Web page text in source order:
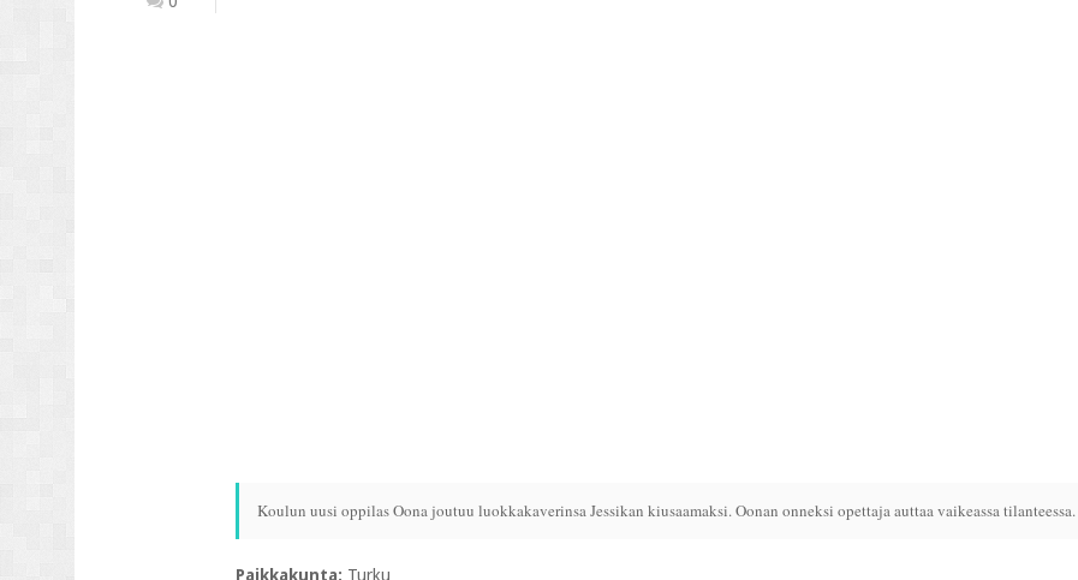
Koulun uusi oppilas Oona joutuu luokkakaverinsa Jessikan kiusaamaksi. Oonan onneksi opettaja auttaa vaikeassa tilanteessa.
Paikkakunta: Turku